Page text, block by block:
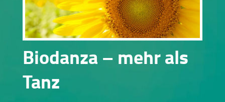
Biodanza – mehr als
Tanz